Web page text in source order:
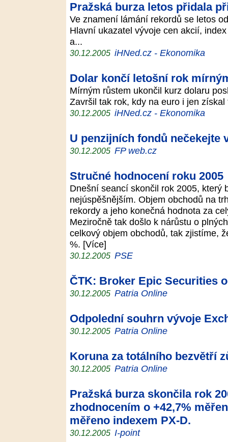
Pražská burza letos přidala
Ve znamení lámání rekordů se letos
Hlavní ukazatel vývoje cen akcií,
a...
30.12.2005 iHNed.cz - Ekonomika
Dolar končí letošní rok
Mírným růstem ukončil kurz dolaru
Završil tak rok, kdy na euro i jen
30.12.2005 iHNed.cz - Ekonomika
U penzijních fondů nečekejte
30.12.2005 FP web.cz
Stručné hodnocení roku 2005
Dnešní seancí skončil rok 2005, který
nejúspěšnějším. Objem obchodů na
rekordy a jeho konečná hodnota za
Meziročně tak došlo k nárůstu o
celkový objem obchodů, tak zjistíme,
%. [Více]
30.12.2005 PSE
ČTK: Broker Epic Securities
30.12.2005 Patria Online
Odpolední souhrn vývoje
30.12.2005 Patria Online
Koruna za totálního bezvětří
30.12.2005 Patria Online
Pražská burza skončila rok
zhodnocením o +42,7%
měřeno indexem PX-D.
30.12.2005 I-point